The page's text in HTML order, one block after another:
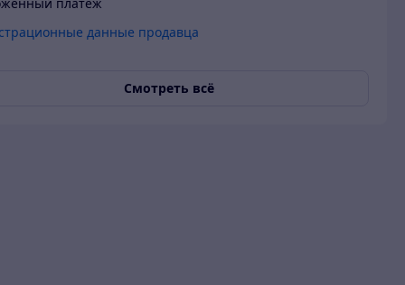
данные продавца
Смотреть всё